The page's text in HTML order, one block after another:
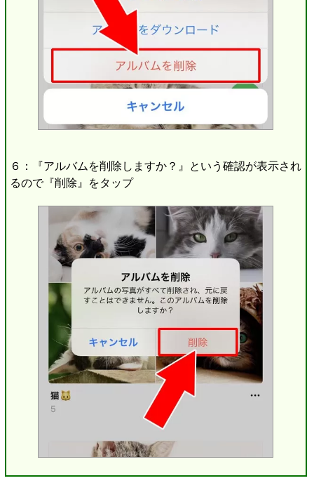
６：『アルバムを削除しますか？』という確認が表示され
るので『削除』をタップ